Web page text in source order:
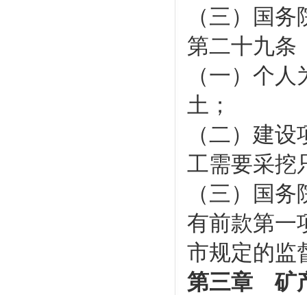
（三）国
第二十九
（一）个
土；
（二）建
工需要采挖
（三）国
有前款第一
市规定的监
第三章 矿